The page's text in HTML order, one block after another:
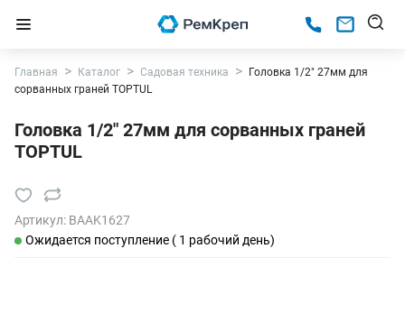
Главная Каталог Садовая техника
Головка 1/2" 27мм для
сорванных граней TOPTUL
Головка 1/2" 27мм для сорванных граней
TOPTUL
Артикул: BAAK1627
Ожидается поступление ( 1 рабочий день)